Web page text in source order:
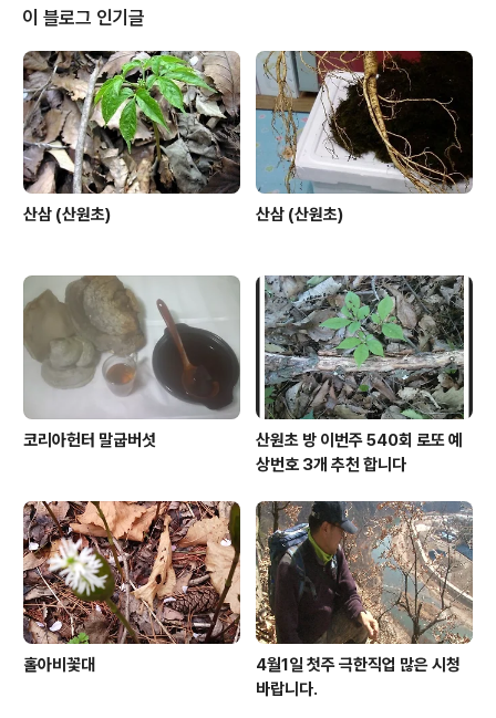
고... 바른 음식 문화 만이, 찾아 오는 액운을 막을수 있다고
봅니다. 구전에는 어떤 병에는 이것이 좋다. 저것이 좋다 하
지만... 그 이름이 대중성을 갖고 있다면, 분명히... 명불허전
이라는 말이 꼭 맞지 않을까 생각 한다. 얼마전 강원도 산행
에서 채취한 말굽버섯 또한 당뇨병에 좋다고들 합니..
이 블로그 인기글
산삼 (산원초) 산삼 (산원초)
코리아헌터 말굽버섯
산원초 방 이번주 540회 로또 예
상번호 3개 추천 합니다
홀아비꽃대
4월1일 첫주 극한직업 많은 시청
바랍니다.